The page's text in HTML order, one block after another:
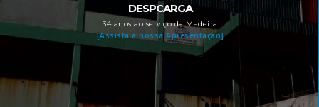
DESPCARGA
34 anos ao serviço da Madeira
[Assista a nossa Apresentação]